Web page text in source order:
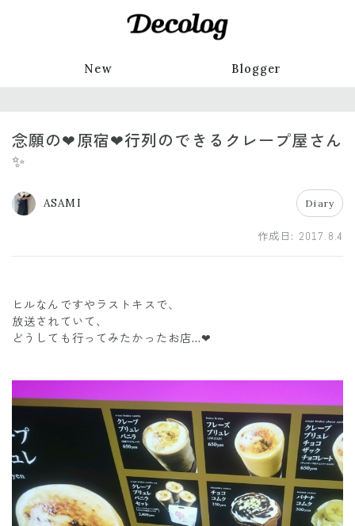
New Blogger
念願の❤原宿❤行列のできるクレープ屋さん
✨
ASAMI Diary
作成日: 2017.8.4
ヒルなんですやラストキスで、
放送されていて、
どうしても行ってみたかったお店…❤